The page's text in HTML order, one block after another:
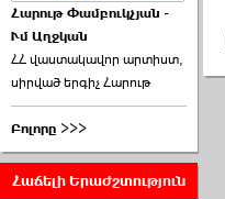
2026-06-21 23:00:00
armlur.ՔՊ-ի ներսում
Հարութ Փամբուկչյան -
Ւմ Աղջկան
ՀՀ վաստակավոր արտիստ,
սիրված երգիչ Հարութ
Բոլորը >>>
Հաճելի Երաժշտություն